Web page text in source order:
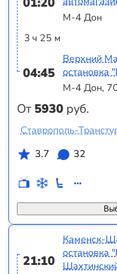
3 ч 25 м
04:45
От 5930 руб.
М-4 Дон
Верхний
остановка
М-4 Дон,
Ставрополь-
3.7
32
21:10
Каменск-
остановка